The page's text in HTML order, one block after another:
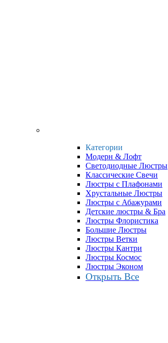
Категории
Модерн & Лофт
Светодиодные Люстры
Классические Свечи
Люстры с Плафонами
Хрустальные Люстры
Люстры с Абажурами
Детские люстры & Бра
Люстры Флористика
Большие Люстры
Люстры Ветки
Люстры Кантри
Люстры Космос
Люстры Эконом
Открыть Все